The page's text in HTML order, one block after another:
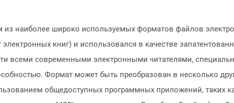
из наиболее широко используемых форматов файлов
книг) и использовался в качестве
всеми современными электронными читателями,
Формат может быть преобразован в несколько
общедоступных программных приложений, таких